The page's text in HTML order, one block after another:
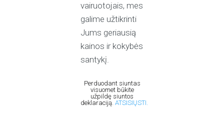
vairuotojais, mes
galime užtikrinti
Jums geriausią
kainos ir kokybės
santykį.
Perduodant siuntas
visuomet būkite
užpildę siuntos
deklaraciją. ATSISIŲSTI.